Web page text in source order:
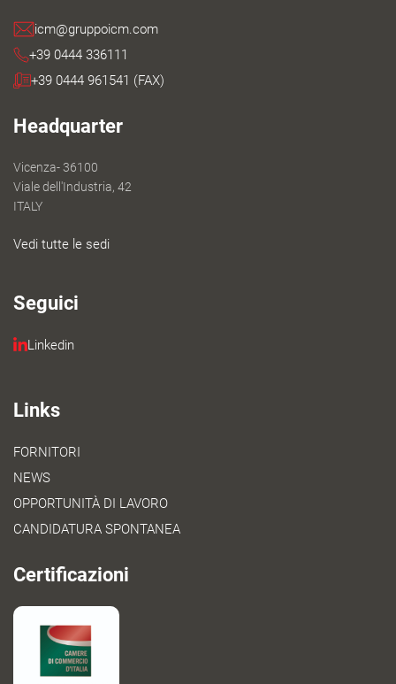
icm@gruppoicm.com
+39 0444 336111
+39 0444 961541 (FAX)
Headquarter
Vicenza- 36100
Viale dell'Industria, 42
ITALY
Vedi tutte le sedi
Seguici
Linkedin
Links
FORNITORI
NEWS
OPPORTUNITÀ DI LAVORO
CANDIDATURA SPONTANEA
Certificazioni